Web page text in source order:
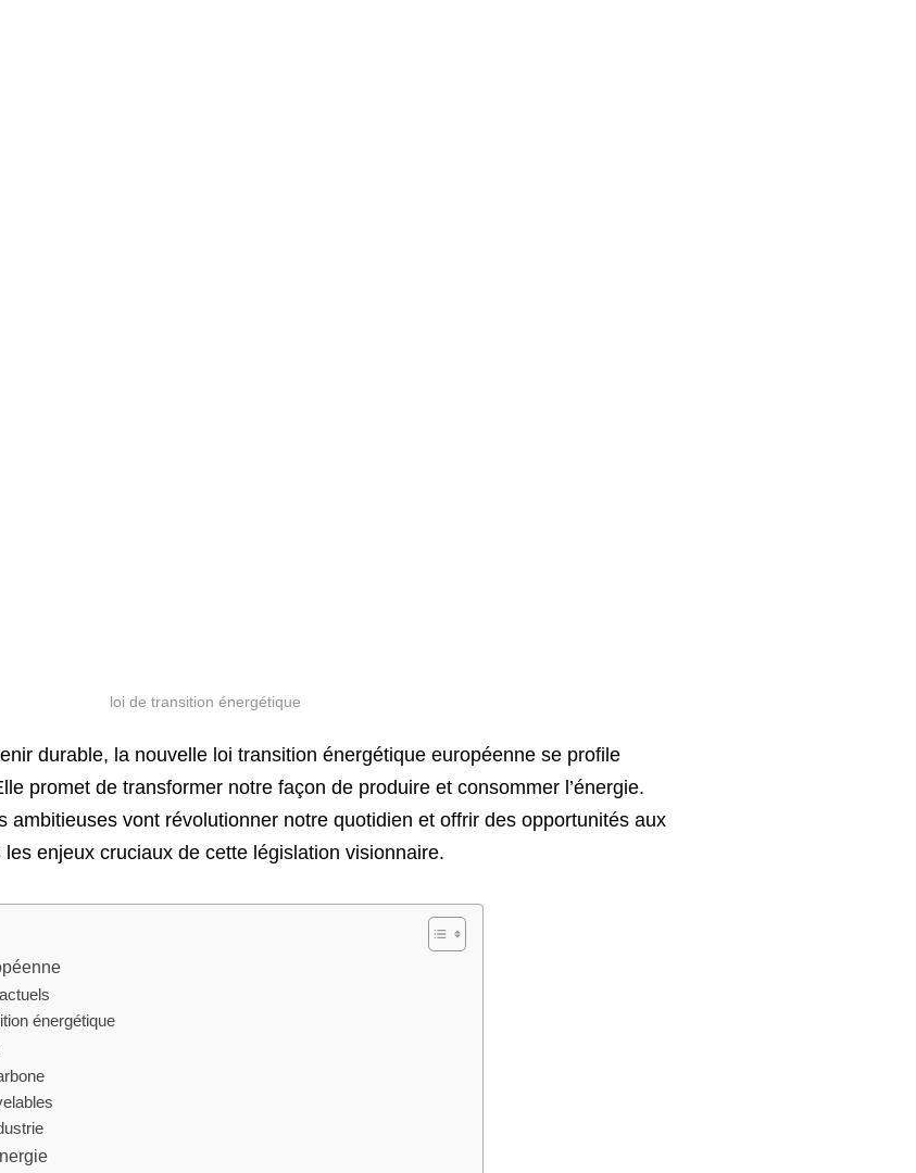
durable, la nouvelle loi transition énergétique européenne se profile
promet de transformer notre façon de produire et consommer l’énergie.
ambitieuses vont révolutionner notre quotidien et offrir des opportunités aux
enjeux cruciaux de cette législation visionnaire.
énergétique